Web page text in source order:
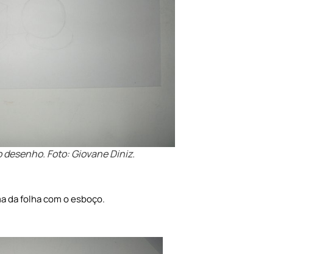
Foto: Giovane Diniz.
da folha com o esboço.